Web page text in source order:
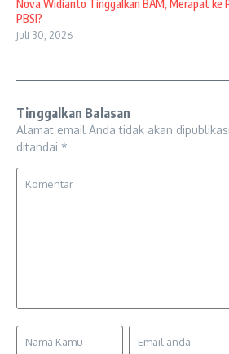
Nova Widianto Tinggalkan BAM, Merapat ke
PBSI?
Juli 30, 2026
Tinggalkan Balasan
Alamat email Anda tidak akan
ditandai *